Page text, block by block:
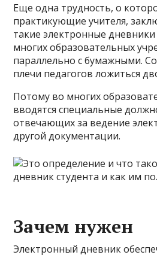
Еще одна трудность, о
практикующие учителя,
такие электронные
многих образовательных
параллельно с бумажными.
плечи педагогов ложиться
Потому во многих
вводятся специальные
отвечающих за ведение
другой документации.
Зачем нужен
Электронный дневник